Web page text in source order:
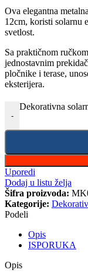
Ova elegantna
12cm, koristi solarnu
svetlost.
Sa praktičnom
jednostavnim
pločnike i terase,
eksterijera.
-
Dekorativna
Uporedi
Dodaj u listu želja
Šifra proizvoda:
Kategorije:
Podeli
Opis
ISPORUKA
Opis